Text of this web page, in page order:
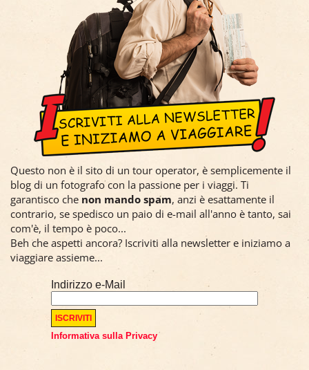
Questo non è il sito di un tour operator, è semplicemente il
blog di un fotografo con la passione per i viaggi. Ti
garantisco che non mando spam, anzi è esattamente il
contrario, se spedisco un paio di e-mail all'anno è tanto, sai
com'è, il tempo è poco...
Beh che aspetti ancora? Iscriviti alla newsletter e iniziamo a
viaggiare assieme...